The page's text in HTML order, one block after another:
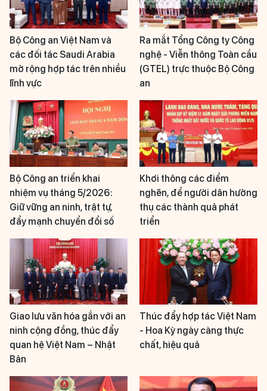
Bộ Công an Việt Nam và
các đối tác Saudi Arabia
mở rộng hợp tác trên nhiều
lĩnh vực
Ra mắt Tổng Công ty Công
nghệ - Viễn thông Toàn cầu
(GTEL) trực thuộc Bộ Công
an
Bộ Công an triển khai
nhiệm vụ tháng 5/2026:
Giữ vững an ninh, trật tự,
đẩy mạnh chuyển đổi số
Khơi thông các điểm
nghẽn, để người dân hưởng
thụ các thành quả phát
triển
Giao lưu văn hóa gắn với an
ninh cộng đồng, thúc đẩy
quan hệ Việt Nam – Nhật
Bản
Thúc đẩy hợp tác Việt Nam
- Hoa Kỳ ngày càng thực
chất, hiệu quả